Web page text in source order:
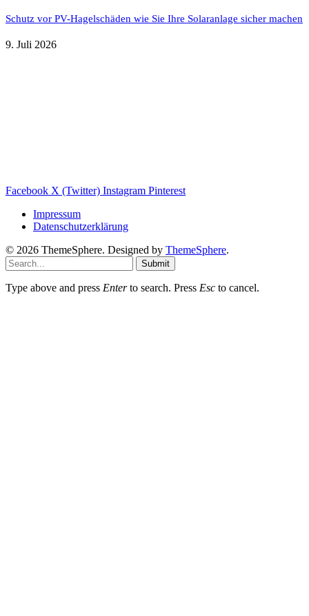
Schutz vor PV-Hagelschäden wie Sie Ihre Solaranlage sicher machen
9. Juli 2026
Facebook X (Twitter) Instagram Pinterest
Impressum
Datenschutzerklärung
© 2026 ThemeSphere. Designed by ThemeSphere.
Submit
Type above and press Enterto search. Press Esc to cancel.